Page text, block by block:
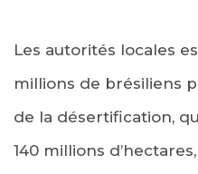
Les autorités locales
millions de brésiliens
de la désertification,
140 millions